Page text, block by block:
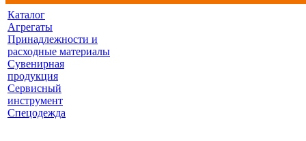
Каталог
Агрегаты
Принадлежности и
расходные материалы
Сувенирная
продукция
Сервисный
инструмент
Спецодежда